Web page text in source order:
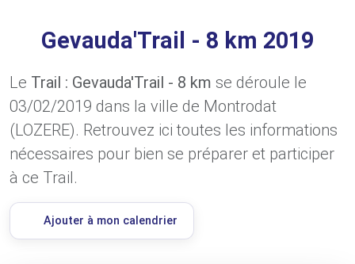
Gevauda'Trail - 8 km 2019
Le Trail : Gevauda'Trail - 8 km se déroule le
03/02/2019 dans la ville de Montrodat
(LOZERE). Retrouvez ici toutes les informations
nécessaires pour bien se préparer et participer
à ce Trail.
Ajouter à mon calendrier